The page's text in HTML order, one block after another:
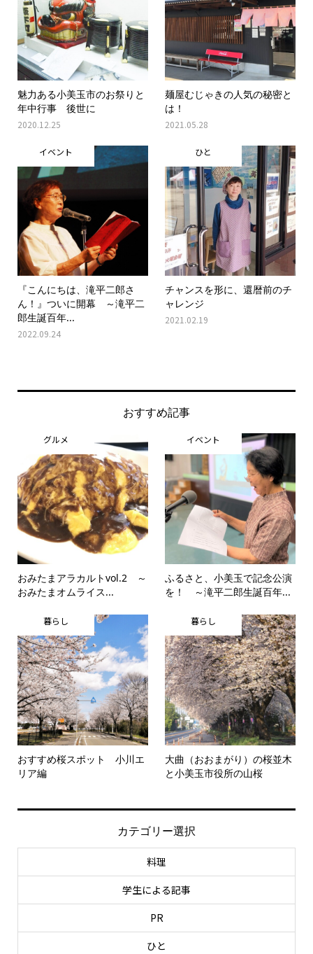
魅力ある小美玉市のお祭りと
年中行事 後世に
2020.12.25
麺屋むじゃきの人気の秘密と
は！
2021.05.28
イベント
『こんにちは、滝平二郎さ
ん！』ついに開幕 ～滝平二
郎生誕百年...
2022.09.24
ひと
チャンスを形に、還暦前のチ
ャレンジ
2021.02.19
おすすめ記事
グルメ
おみたまアラカルトvol.2 ～
おみたまオムライス...
イベント
ふるさと、小美玉で記念公演
を！ ～滝平二郎生誕百年...
暮らし
おすすめ桜スポット 小川エ
リア編
暮らし
大曲（おおまがり）の桜並木
と小美玉市役所の山桜
カテゴリー選択
料理
学生による記事
PR
ひと